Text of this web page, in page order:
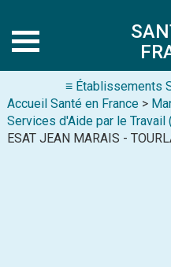
≡ Établissements
Accueil Santé en France >
Services d'Aide par le Travail
ESAT JEAN MARAIS -